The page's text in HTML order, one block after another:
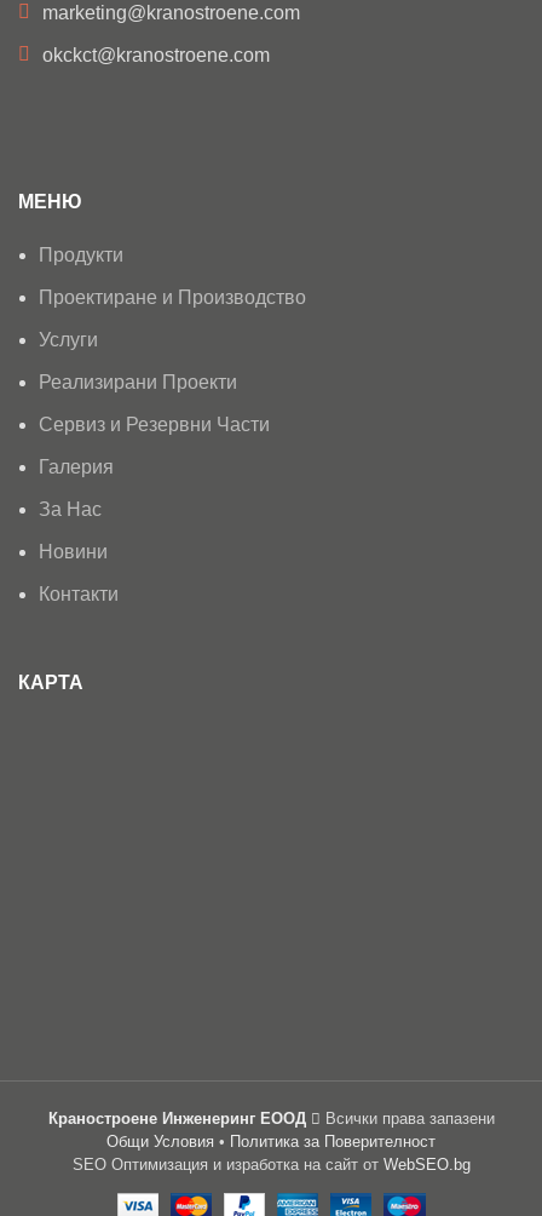
marketing@kranostroene.com
okckct@kranostroene.com
МЕНЮ
Продукти
Проектиране и Производство
Услуги
Реализирани Проекти
Сервиз и Резервни Части
Галерия
За Нас
Новини
Контакти
КАРТА
Краностроене Инженеринг ЕООД
Всички права запазени
Общи Условия • Политика за Поверителност
SEO Оптимизация и изработка на сайт от WebSEO.bg